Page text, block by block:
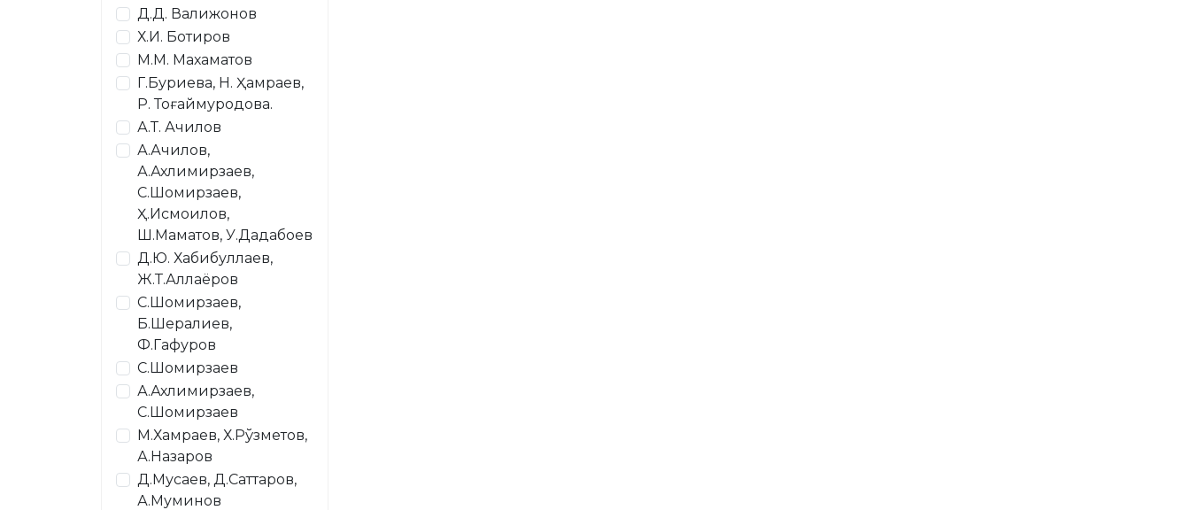
Д.Д. Валижонов
Х.И. Ботиров
М.М. Махаматов
Г.Буриева, Н. Ҳамраев,
Р. Тоғаймуродова.
А.Т. Ачилов
А.Ачилов,
А.Ахлимирзаев,
С.Шомирзаев,
Ҳ.Исмоилов,
Ш.Маматов, У.Дадабоев
Д.Ю. Хабибуллаев,
Ж.Т.Аллаёров
С.Шомирзаев,
Б.Шералиев,
Ф.Гафуров
С.Шомирзаев
А.Ахлимирзаев,
С.Шомирзаев
М.Хамраев, Х.Рўзметов,
А.Назаров
Д.Мусаев, Д.Саттаров,
А.Муминов